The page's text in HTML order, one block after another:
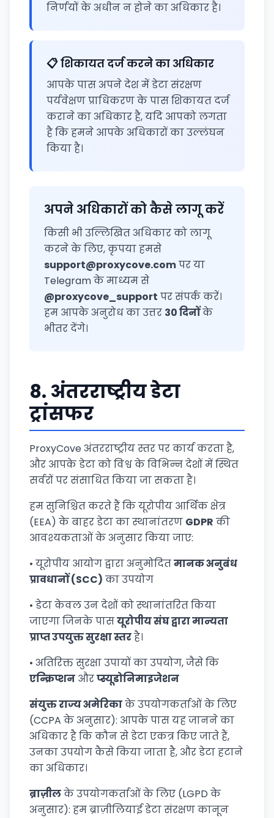
निर्णयों के अधीन न होने का अधिकार है।
📋 शिकायत दर्ज करने का अधिकार
आपके पास अपने देश में डेटा संरक्षण
पर्यवेक्षण प्राधिकरण के पास शिकायत दर्ज
कराने का अधिकार है, यदि आपको लगता
है कि हमने आपके अधिकारों का उल्लंघन
किया है।
अपने अधिकारों को कैसे लागू करें
किसी भी उल्लिखित अधिकार को लागू
करने के लिए, कृपया हमसे
support@proxycove.comपर या
Telegram के माध्यम से
@proxycove_support पर संपर्क करें।
हम आपके अनुरोध का उत्तर 30 दिनोंके
भीतर देंगे।
8. अंतरराष्ट्रीय डेटा
ट्रांसफर
ProxyCove अंतरराष्ट्रीय स्तर पर कार्य करता है,
और आपके डेटा को विश्व के विभिन्न देशों में स्थित
सर्वरों पर संसाधित किया जा सकता है।
हम सुनिश्चित करते हैं कि यूरोपीय आर्थिक क्षेत्र
(EEA) के बाहर डेटा का स्थानांतरण GDPR की
आवश्यकताओं के अनुसार किया जाए:
• यूरोपीय आयोग द्वारा अनुमोदितमानक अनुबंध
प्रावधानों (SCC) का उपयोग
• डेटा केवल उन देशों को स्थानांतरित किया
जाएगा जिनके पासयूरोपीय संघ द्वारा मान्यता
प्राप्त उपयुक्त सुरक्षा स्तरहै।
• अतिरिक्त सुरक्षा उपायों का उपयोग, जैसे कि
एन्क्रिप्शन औरप्स्यूडोनिमाइजेशन
संयुक्त राज्य अमेरिकाके उपयोगकर्ताओं के लिए
(CCPA के अनुसार): आपके पास यह जानने का
अधिकार है कि कौन से डेटा एकत्र किए जाते हैं,
उनका उपयोग कैसे किया जाता है, और डेटा हटाने
का अधिकार।
ब्राज़ीलके उपयोगकर्ताओं के लिए (LGPD के
अनुसार): हम ब्राज़ीलियाई डेटा संरक्षण कानून